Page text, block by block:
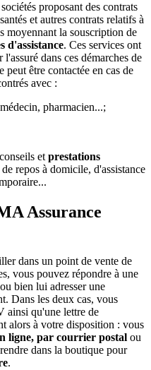
proposant des contrats
et autres contrats relatifs à
moyennant la souscription de
d'assistance. Ces services ont
dans ces démarches de
peut être contactée en cas de
avec :
pharmacien...;
et prestations
repos à domicile, d'assistance
Assurance
dans un point de vente de
vous pouvez répondre à une
bien lui adresser une
Dans les deux cas, vous
ainsi qu'une lettre de
alors à votre disposition : vous
ligne, par courrier postal ou
dans la boutique pour
.